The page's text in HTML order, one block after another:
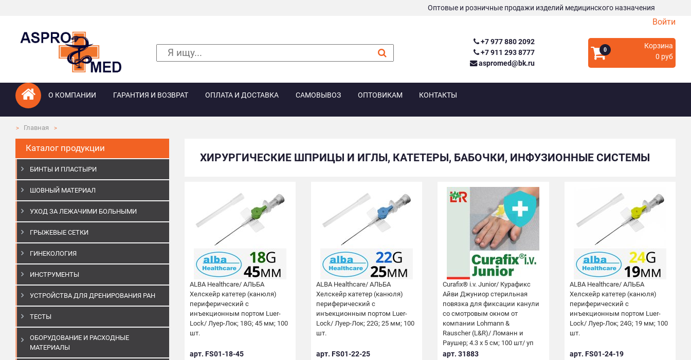
Оптовые и розничные продажи изделий медицинского назначения
Войти
+7 977 880 2092
+7 911 293 8777
aspromed@bk.ru
0
Корзина
0 руб
О КОМПАНИИ ГАРАНТИЯ И ВОЗВРАТ ОПЛАТА И ДОСТАВКА САМОВЫВОЗ ОПТОВИКАМ КОНТАКТЫ
Главная
Каталог продукции
БИНТЫ И ПЛАСТЫРИ
ШОВНЫЙ МАТЕРИАЛ
УХОД ЗА ЛЕЖАЧИМИ БОЛЬНЫМИ
ГРЫЖЕВЫЕ СЕТКИ
ГИНЕКОЛОГИЯ
ИНСТРУМЕНТЫ
УСТРОЙСТВА ДЛЯ ДРЕНИРОВАНИЯ РАН
ТЕСТЫ
ОБОРУДОВАНИЕ И РАСХОДНЫЕ
МАТЕРИАЛЫ
ХИРУРГИЧЕСКИЕ ШПРИЦЫ И ИГЛЫ, КАТЕТЕРЫ, БАБОЧКИ, ИНФУЗИОННЫЕ СИСТЕМЫ
ALBA Healthcare/ АЛЬБА
Хелскейр катетер (канюля)
периферический с
инъекционным портом Luer-
Loсk/ Луер-Лок; 18G; 45 мм; 100
шт.
арт. FS01-18-45
ALBA Healthcare/ АЛЬБА
Хелскейр катетер (канюля)
периферический с
инъекционным портом Luer-
Loсk/ Луер-Лок; 22G; 25 мм; 100
шт.
арт. FS01-22-25
Curafix® i.v. Junior/ Курафикс
Айви Джуниор стерильная
повязка для фиксации канули
со смотровым окном от
компании Lohmann &
Rauscher (L&R)/ Ломанн и
Раушер; 4.3 х 5 см; 100 шт/ уп
арт. 31883
ALBA Healthcare/ АЛЬБА
Хелскейр катетер (канюля)
периферический с
инъекционным портом Luer-
Loсk/ Луер-Лок; 24G; 19 мм; 100
шт.
арт. FS01-24-19